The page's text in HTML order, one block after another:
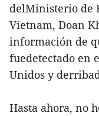
delMinisterio de
Vietnam, Doan
información de
fuedetectado en
Unidos y
Hasta ahora, no